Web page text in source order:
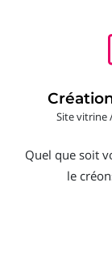
Site vitrine
Quel que soit
le